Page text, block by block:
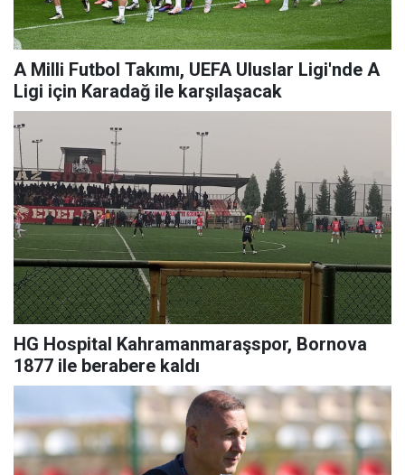
A Milli Futbol Takımı, UEFA Uluslar Ligi'nde A
Ligi için Karadağ ile karşılaşacak
HG Hospital Kahramanmaraşspor, Bornova
1877 ile berabere kaldı